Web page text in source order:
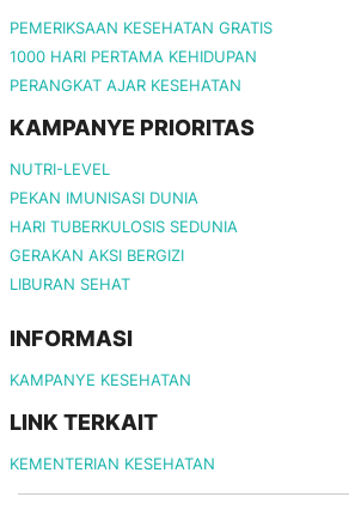
PEMERIKSAAN KESEHATAN GRATIS
1000 HARI PERTAMA KEHIDUPAN
PERANGKAT AJAR KESEHATAN
KAMPANYE PRIORITAS
NUTRI-LEVEL
PEKAN IMUNISASI DUNIA
HARI TUBERKULOSIS SEDUNIA
GERAKAN AKSI BERGIZI
LIBURAN SEHAT
INFORMASI
KAMPANYE KESEHATAN
LINK TERKAIT
KEMENTERIAN KESEHATAN